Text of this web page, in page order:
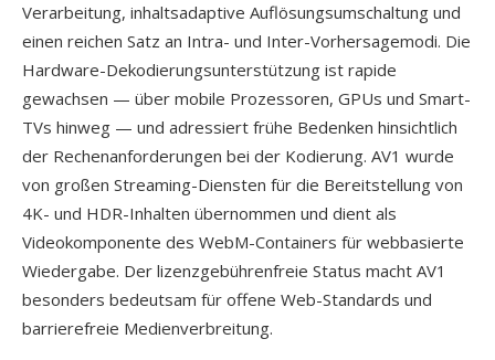
Verarbeitung, inhaltsadaptive Auflösungsumschaltung und
einen reichen Satz an Intra- und Inter-Vorhersagemodi. Die
Hardware-Dekodierungsunterstützung ist rapide
gewachsen — über mobile Prozessoren, GPUs und Smart-
TVs hinweg — und adressiert frühe Bedenken hinsichtlich
der Rechenanforderungen bei der Kodierung. AV1 wurde
von großen Streaming-Diensten für die Bereitstellung von
4K- und HDR-Inhalten übernommen und dient als
Videokomponente des WebM-Containers für webbasierte
Wiedergabe. Der lizenzgebührenfreie Status macht AV1
besonders bedeutsam für offene Web-Standards und
barrierefreie Medienverbreitung.